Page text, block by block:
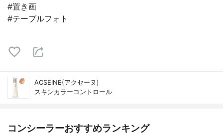
#置き画
#テーブルフォト
ACSEINE(アクセーヌ)
スキンカラーコントロール
コンシーラーおすすめランキング